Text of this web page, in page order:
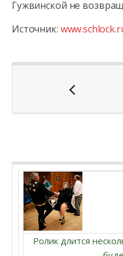
Гужвинской не
Источник:
Ролик длится